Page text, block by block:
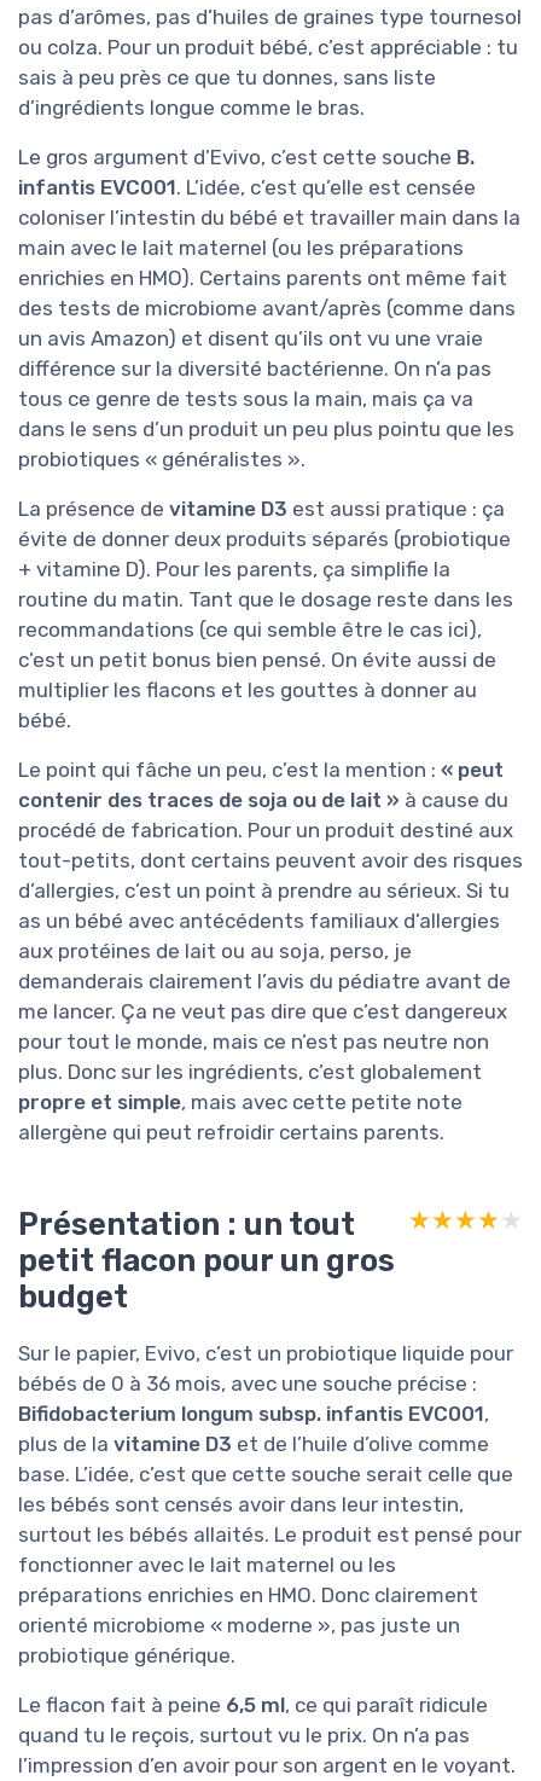
pas d’arômes, pas d’huiles de graines type tournesol
ou colza. Pour un produit bébé, c’est appréciable : tu
sais à peu près ce que tu donnes, sans liste
d’ingrédients longue comme le bras.
Le gros argument d’Evivo, c’est cette souche B.
infantis EVC001. L’idée, c’est qu’elle est censée
coloniser l’intestin du bébé et travailler main dans la
main avec le lait maternel (ou les préparations
enrichies en HMO). Certains parents ont même fait
des tests de microbiome avant/après (comme dans
un avis Amazon) et disent qu’ils ont vu une vraie
différence sur la diversité bactérienne. On n’a pas
tous ce genre de tests sous la main, mais ça va
dans le sens d’un produit un peu plus pointu que les
probiotiques « généralistes ».
La présence de vitamine D3 est aussi pratique : ça
évite de donner deux produits séparés (probiotique
+ vitamine D). Pour les parents, ça simplifie la
routine du matin. Tant que le dosage reste dans les
recommandations (ce qui semble être le cas ici),
c’est un petit bonus bien pensé. On évite aussi de
multiplier les flacons et les gouttes à donner au
bébé.
Le point qui fâche un peu, c’est la mention : « peut
contenir des traces de soja ou de lait » à cause du
procédé de fabrication. Pour un produit destiné aux
tout-petits, dont certains peuvent avoir des risques
d’allergies, c’est un point à prendre au sérieux. Si tu
as un bébé avec antécédents familiaux d’allergies
aux protéines de lait ou au soja, perso, je
demanderais clairement l’avis du pédiatre avant de
me lancer. Ça ne veut pas dire que c’est dangereux
pour tout le monde, mais ce n’est pas neutre non
plus. Donc sur les ingrédients, c’est globalement
propre et simple, mais avec cette petite note
allergène qui peut refroidir certains parents.
Présentation : un tout
petit flacon pour un gros
budget
★★★★★
★★★★★
Sur le papier, Evivo, c’est un probiotique liquide pour
bébés de 0 à 36 mois, avec une souche précise :
Bifidobacterium longum subsp. infantis EVC001,
plus de la vitamine D3 et de l’huile d’olive comme
base. L’idée, c’est que cette souche serait celle que
les bébés sont censés avoir dans leur intestin,
surtout les bébés allaités. Le produit est pensé pour
fonctionner avec le lait maternel ou les
préparations enrichies en HMO. Donc clairement
orienté microbiome « moderne », pas juste un
probiotique générique.
Le flacon fait à peine 6,5 ml, ce qui paraît ridicule
quand tu le reçois, surtout vu le prix. On n’a pas
l’impression d’en avoir pour son argent en le voyant.